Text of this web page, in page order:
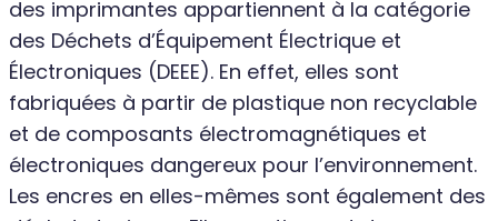
des imprimantes appartiennent à la catégorie
des Déchets d’Équipement Électrique et
Électroniques (DEEE). En effet, elles sont
fabriquées à partir de plastique non recyclable
et de composants électromagnétiques et
électroniques dangereux pour l’environnement.
Les encres en elles-mêmes sont également des